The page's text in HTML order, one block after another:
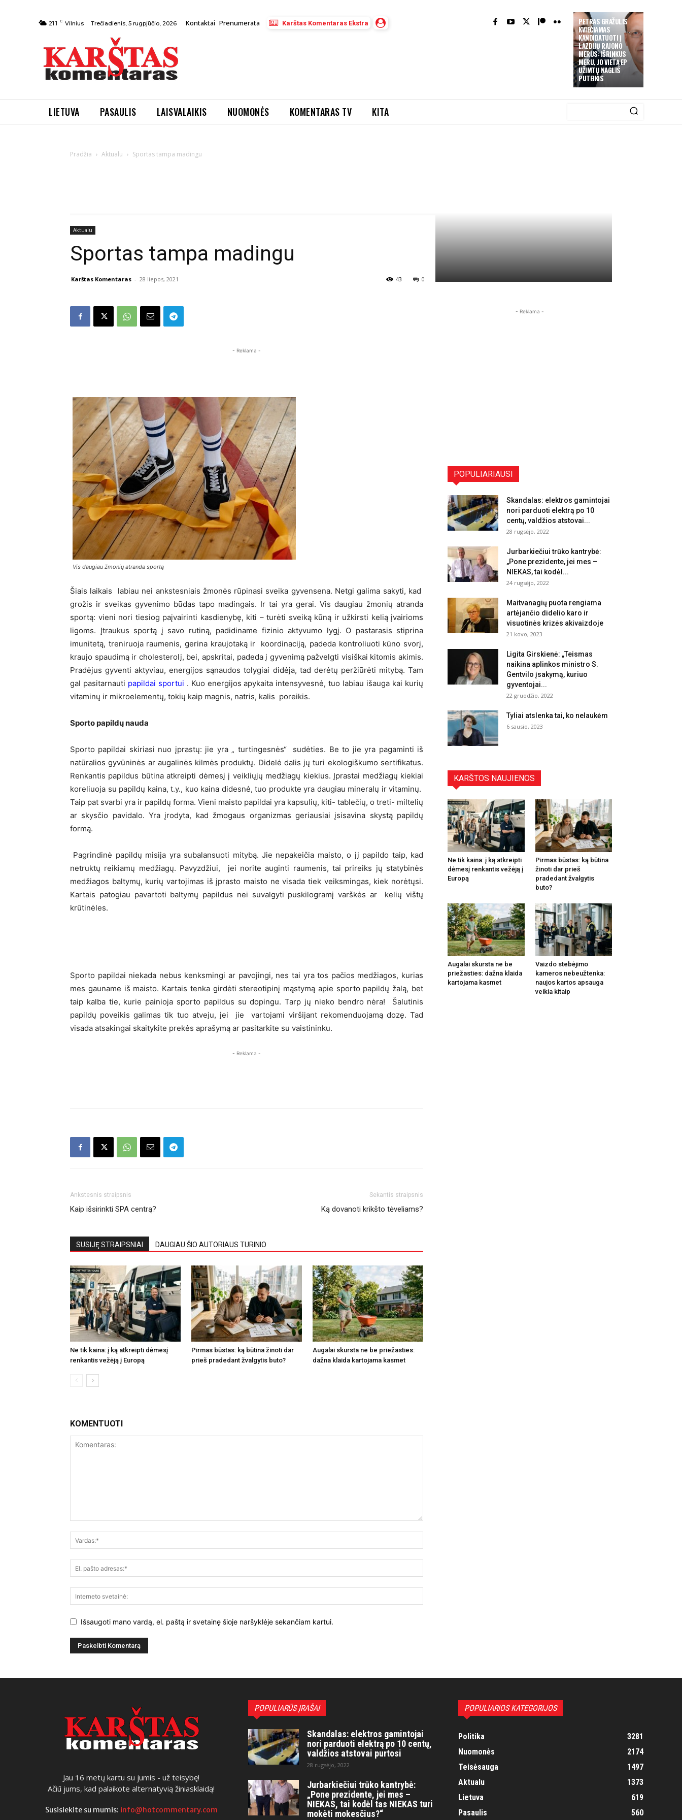
PETRAS GRAŽULIS
KVIEČIAMAS
KANDIDATUOTI Į
LAZDIJŲ RAJONO
MERUS: IŠRINKUS
MERU, JO VIETĄ EP
UŽIMTŲ NAGLIS
PUTEIKIS
21.1 C Vilnius Trečiadienis, 5 rugpjūčio, 2026 Kontaktai Prenumerata Karštas Komentaras Ekstra
LIETUVA PASAULIS LAISVALAIKIS NUOMONĖS KOMENTARAS TV KITA
Pradžia Aktualu Sportas tampa madingu
Aktualu
Sportas tampa madingu
Karštas Komentaras - 28 liepos, 2021 0
43
- Reklama -
Vis daugiau žmonių atranda sportą
Šiais laikais labiau nei ankstesniais žmonės rūpinasi sveika gyvensena. Netgi galima sakyti, kad
grožis ir sveikas gyvenimo būdas tapo madingais. Ir tai yra gerai. Vis daugiau žmonių atranda
sportą: vieni nori tiesiog paįvairinti kasdienybę, kiti – turėti sveiką kūną ir užkirsti kelią įvairioms
ligoms. Įtraukus sportą į savo rutiną, padidiname fizinio aktyvumo lygį. O pastarasis stiprina
imunitetą, treniruoja raumenis, gerina kraujotaką ir koordinaciją, padeda kontroliuoti kūno svorį,
kraujo spaudimą ir cholesterolį, bei, apskritai, padeda į gyvenimą pažvelgti visiškai kitomis akimis.
Pradėjus gyventi aktyviau, energijos sąnaudos tolygiai didėja, tad derėtų peržiūrėti mitybą. Tam
gal pasitarnauti papildai sportui . Kuo energijos apykaita intensyvesnė, tuo labiau išauga kai kurių
vitaminų ir mikroelementų, tokių kaip magnis, natris, kalis poreikis.
Sporto papildų nauda
Sporto papildai skiriasi nuo įprastų: jie yra „ turtingesnės“ sudėties. Be to jie yra pagaminti iš
natūralios gyvūninės ar augalinės kilmės produktų. Didelė dalis jų turi ekologiškumo sertifikatus.
Renkantis papildus būtina atkreipti dėmesį į veikliųjų medžiagų kiekius. Įprastai medžiagų kiekiai
koreliuoja su papildų kaina, t.y., kuo kaina didesnė, tuo produkte yra daugiau mineralų ir vitaminų.
Taip pat svarbi yra ir papildų forma. Vieni maisto papildai yra kapsulių, kiti- tablečių, o treti- miltelių
ar skysčio pavidalo. Yra įrodyta, kad žmogaus organizmas geriausiai įsisavina skystą papildų
formą.
Pagrindinė papildų misija yra subalansuoti mitybą. Jie nepakeičia maisto, o jį papildo taip, kad
netruktų reikiamų medžiagų. Pavyzdžiui, jei norite auginti raumenis, tai prireiks jų statybinės
medžiagos baltymų, kurių vartojimas iš įprasto maisto ne visada tiek veiksmingas, kiek norėtųsi.
Kartais patogiau pavartoti baltymų papildus nei suvalgyti puskilogramį varškės ar kelių vištų
krūtinėles.
Sporto papildai niekada nebus kenksmingi ar pavojingi, nes tai yra tos pačios medžiagos, kurias
mes gauname iš maisto. Kartais tenka girdėti stereotipinį mąstymą apie sporto papildų žalą, bet
taip kalba tie, kurie painioja sporto papildus su dopingu. Tarp jų nieko bendro nėra! Šalutinis
papildų poveikis galimas tik tuo atveju, jei jie vartojami viršijant rekomenduojamą dozę. Tad
visada atsakingai skaitykite prekės aprašymą ar pasitarkite su vaistininku.
- Reklama -
Ankstesnis straipsnis
Kaip išsirinkti SPA centrą?
Sekantis straipsnis
Ką dovanoti krikšto tėveliams?
SUSIJĘ STRAIPSNIAI DAUGIAU ŠIO AUTORIAUS TURINIO
Ne tik kaina: į ką atkreipti dėmesį
renkantis vežėją į Europą
Pirmas būstas: ką būtina žinoti dar
prieš pradedant žvalgytis buto?
Augalai skursta ne be priežasties:
dažna klaida kartojama kasmet
KOMENTUOTI
Išsaugoti mano vardą, el. paštą ir svetainę šioje naršyklėje sekančiam kartui.
- Reklama -
POPULIARIAUSI
Skandalas: elektros gamintojai
nori parduoti elektrą po 10
centų, valdžios atstovai...
28 rugsėjo, 2022
Jurbarkiečiui trūko kantrybė:
„Pone prezidente, jei mes –
NIEKAS, tai kodėl...
24 rugsėjo, 2022
Maitvanagių puota rengiama
artėjančio didelio karo ir
visuotinės krizės akivaizdoje
21 kovo, 2023
Ligita Girskienė: „Teismas
naikina aplinkos ministro S.
Gentvilo įsakymą, kuriuo
gyventojai...
22 gruodžio, 2022
Tyliai atslenka tai, ko nelaukėm
6 sausio, 2023
KARŠTOS NAUJIENOS
Ne tik kaina: į ką atkreipti
dėmesį renkantis vežėją į
Europą
Pirmas būstas: ką būtina
žinoti dar prieš
pradedant žvalgytis
buto?
Augalai skursta ne be
priežasties: dažna klaida
kartojama kasmet
Vaizdo stebėjimo
kameros nebeužtenka:
naujos kartos apsauga
veikia kitaip
Jau 16 metų kartu su jumis - už teisybę!
Ačiū jums, kad palaikote alternatyvią žiniasklaidą!
Susisiekite su mumis: info@hotcommentary.com
POPULIARŪS ĮRAŠAI
Skandalas: elektros gamintojai
nori parduoti elektrą po 10 centų,
valdžios atstovai purtosi
28 rugsėjo, 2022
Jurbarkiečiui trūko kantrybė:
„Pone prezidente, jei mes –
NIEKAS, tai kodėl tas NIEKAS turi
mokėti mokesčius?“
POPULIARIOS KATEGORIJOS
Politika
3281
Nuomonės
2174
Teisėsauga
1497
Aktualu
1373
Lietuva
619
Pasaulis
560